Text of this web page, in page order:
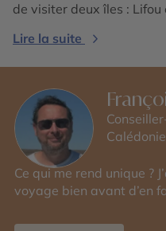
de visiter deux îles : Lifou
Lire la suite
Calédonie
Ce qui me rend unique ?
voyage bien avant d’en